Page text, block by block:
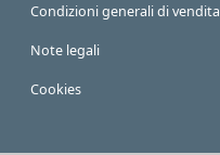
Condizioni generali di vendita
Note legali
Cookies